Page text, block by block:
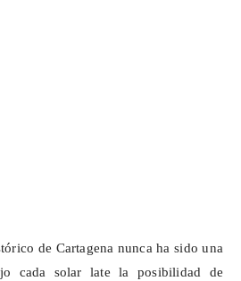
de Cartagena nunca ha sido una
cada solar late la posibilidad de